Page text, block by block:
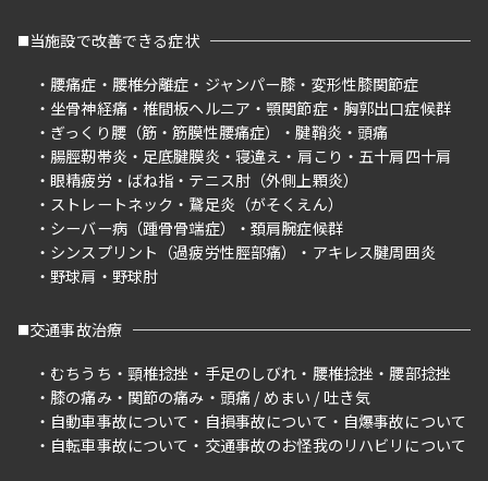
当施設で改善できる症状
腰痛症
腰椎分離症 ジャンパー膝
変形性膝関節症
坐骨神経痛
椎間板ヘルニア 顎関節症
胸郭出口症候群
ぎっくり腰（筋・筋膜性腰痛症）
腱鞘炎
頭痛
腸脛靭帯炎
足底腱膜炎 寝違え 肩こり
五十肩四十肩
眼精疲労
ばね指
テニス肘（外側上顆炎）
ストレートネック
鵞足炎（がそくえん）
シーバー病（踵骨骨端症）
頚肩腕症候群
シンスプリント（過疲労性脛部痛）
アキレス腱周囲炎
野球肩
野球肘
交通事故治療
むちうち
頸椎捻挫 手足のしびれ 腰椎捻挫
腰部捻挫
膝の痛み
関節の痛み
頭痛 / めまい / 吐き気
自動車事故について
自損事故について
自爆事故について
自転車事故について
交通事故のお怪我のリハビリについて